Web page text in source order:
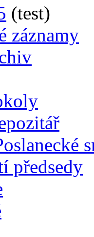
(test)
záznamy
předsedy